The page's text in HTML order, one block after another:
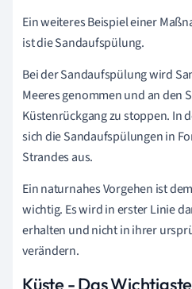
Ein weiteres Beispiel einer
ist die Sandaufspülung.
Bei der Sandaufspülung wird
Meeres genommen und an den
Küstenrückgang zu stoppen. In
sich die Sandaufspülungen in
Strandes aus.
Ein naturnahes Vorgehen ist
wichtig. Es wird in erster Linie
erhalten und nicht in ihrer
verändern.
Küste - Das Wichtigste